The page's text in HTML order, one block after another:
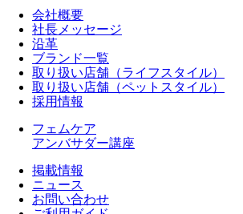
会社概要
社長メッセージ
沿革
ブランド一覧
取り扱い店舗（ライフスタイル）
取り扱い店舗（ペットスタイル）
採用情報
フェムケア
アンバサダー講座
掲載情報
ニュース
お問い合わせ